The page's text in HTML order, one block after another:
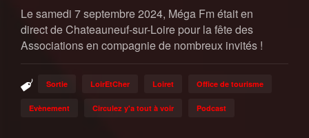
Le samedi 7 septembre 2024, Méga Fm était en
direct de Chateauneuf-sur-Loire pour la fête des
Associations en compagnie de nombreux invités !
Sortie LoirEtCher Loiret Office de tourisme
Evènement Circulez y'a tout à voir Podcast